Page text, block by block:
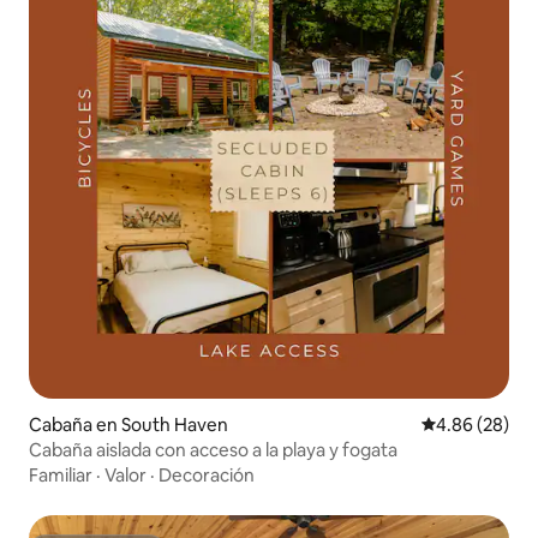
Cabaña en South Haven Calificación
4.86 (28)
Cabaña aislada con acceso a la playa y fogata
Familiar · Valor · Decoración